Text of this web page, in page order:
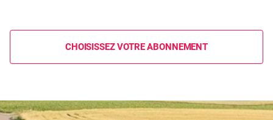
CHOISISSEZ VOTRE ABONNEMENT